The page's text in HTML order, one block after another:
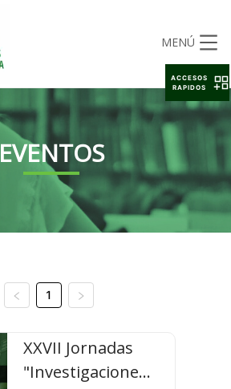
MENÚ
EVENTOS
1
XXVII Jornadas
"Investigacione...
ACCESOS
RAPIDOS